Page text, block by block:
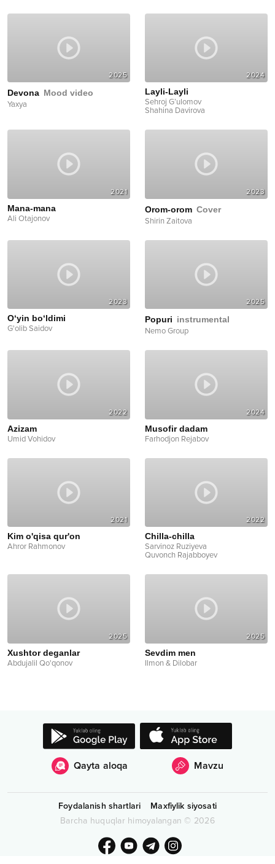
2025
Devona Mood video
Yaxya
2024
Layli-Layli
Sehroj G’ulomov
Shahina Davirova
2021
Mana-mana
Ali Otajonov
2023
Orom-orom Cover
Shirin Zaitova
2023
O‘yin bo‘ldimi
G'olib Saidov
2025
Popuri instrumental
Nemo Group
2022
Azizam
Umid Vohidov
2024
Musofir dadam
Farhodjon Rejabov
2021
Kim o'qisa qur'on
Ahror Rahmonov
2022
Chilla-chilla
Sarvinoz Ruziyeva
Quvonch Rajabboyev
2025
Xushtor deganlar
Abdujalil Qo'qonov
2025
Sevdim men
Ilmon & Dilobar
Qayta aloqa Mavzu
Foydalanish shartlari
Maxfiylik siyosati
Barcha huquqlar himoyalangan © 2026